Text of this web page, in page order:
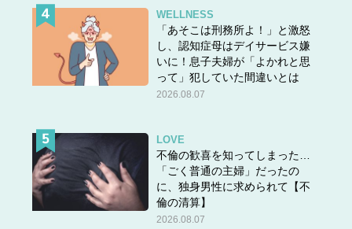
WELLNESS
「あそこは刑務所よ！」と激怒
し、認知症母はデイサービス嫌
いに！息子夫婦が「よかれと思
って」犯していた間違いとは
2026.08.07
LOVE
不倫の歓喜を知ってしまった…
「ごく普通の主婦」だったの
に、独身男性に求められて【不
倫の清算】
2026.08.07